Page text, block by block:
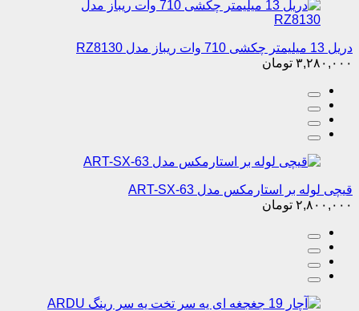
دریل 13 میلیمتر چکشی 710 وات ریباز مدل RZ8130
۳,۲۸۰,۰۰۰ تومان
قیچی لوله بر استارمکس مدل ART-SX-63
۲,۸۰۰,۰۰۰ تومان